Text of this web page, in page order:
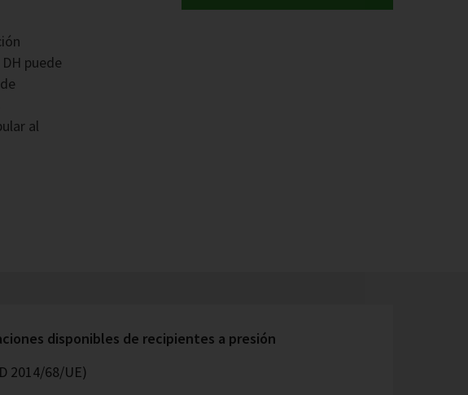
puede
al
disponibles de recipientes a presión
2014/68/UE)